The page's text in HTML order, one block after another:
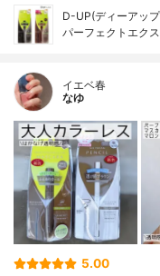
D-UP(ディーアッ
パーフェクトエク
イエベ春
なゆ
5.00